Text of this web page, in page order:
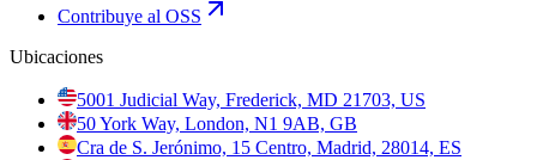
Contribuye al OSS
Ubicaciones
5001 Judicial Way, Frederick, MD 21703, US
50 York Way, London, N1 9AB, GB
Cra de S. Jerónimo, 15 Centro, Madrid, 28014, ES